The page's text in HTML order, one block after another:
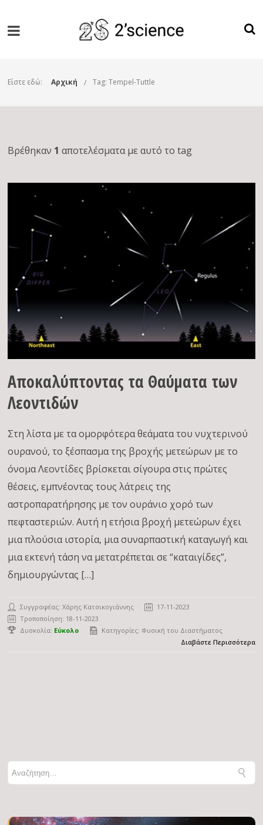
Είστε εδώ: Αρχική Tag: Tempel-Tuttle
Βρέθηκαν 1 αποτελέσματα με αυτό το tag
Αποκαλύπτοντας τα Θαύματα των
Λεοντιδών
Στη λίστα με τα ομορφότερα θεάματα του νυχτερινού
ουρανού, το ξέσπασμα της βροχής μετεώρων με το
όνομα Λεοντίδες βρίσκεται σίγουρα στις πρώτες
θέσεις, εμπνέοντας τους λάτρεις της
αστροπαρατήρησης με τον ουράνιο χορό των
πεφταστεριών. Αυτή η ετήσια βροχή μετεώρων έχει
μια πλούσια ιστορία, μια συναρπαστική καταγωγή και
μια εκτενή τάση να μετατρέπεται σε “καταιγίδες”,
δημιουργώντας […]
Συγγραφέας:Χάρης Κατσικογιάννης
17-11-2023
Τροποποίηση: 18-11-2023
Δυσκολία: Εύκολο Κατηγορίες: Φυσική του Διαστήματος
Διαβάστε Περισσότερα